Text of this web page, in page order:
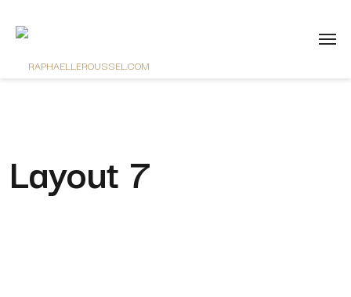
Layout 7